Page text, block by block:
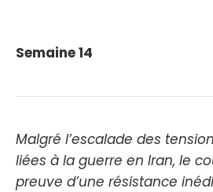
Semaine 14
Malgré l’escalade des
liées à la guerre en Iran, le
preuve d’une résistance